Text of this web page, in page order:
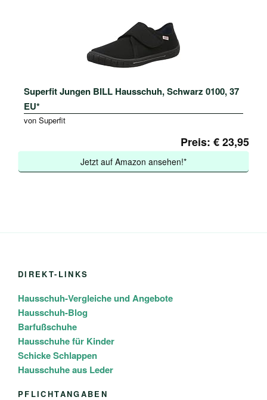
Superfit Jungen BILL Hausschuh, Schwarz 0100, 37
EU*
von Superfit
Preis: € 23,95
Jetzt auf Amazon ansehen!*
DIREKT-LINKS
Hausschuh-Vergleiche und Angebote
Hausschuh-Blog
Barfußschuhe
Hausschuhe für Kinder
Schicke Schlappen
Hausschuhe aus Leder
PFLICHTANGABEN